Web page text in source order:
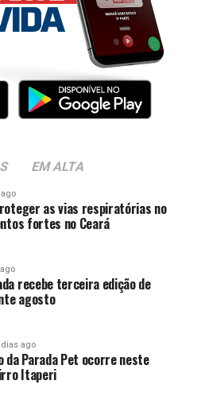
EM ALTA
as vias respiratórias no
fortes no Ceará
recebe terceira edição de
agosto
dias ago
da Parada Pet ocorre neste
Itaperi